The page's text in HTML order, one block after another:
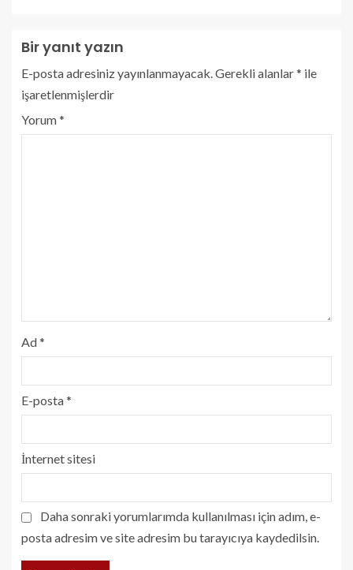
Bir yanıt yazın
E-posta adresiniz yayınlanmayacak. Gerekli alanlar* ile
işaretlenmişlerdir
Yorum*
Ad*
E-posta*
İnternet sitesi
Daha sonraki yorumlarımda kullanılması için adım, e-
posta adresim ve site adresim bu tarayıcıya kaydedilsin.